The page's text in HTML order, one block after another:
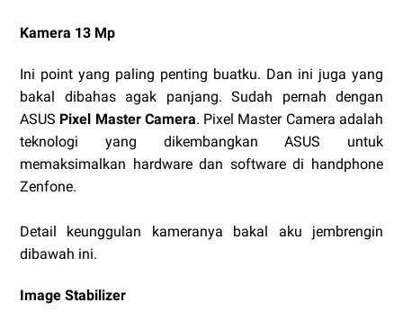
Kamera 13 Mp
Ini point yang paling penting buatku. Dan ini juga yang
bakal dibahas agak panjang. Sudah pernah dengan
ASUS Pixel Master Camera. Pixel Master Camera adalah
teknologi yang dikembangkan ASUS untuk
memaksimalkan hardware dan software di handphone
Zenfone.
Detail keunggulan kameranya bakal aku jembrengin
dibawah ini.
Image Stabilizer